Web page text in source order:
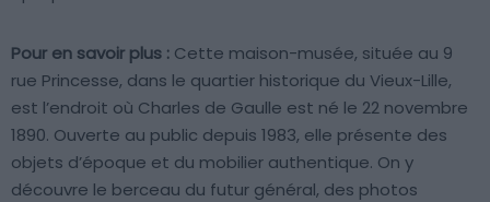
Pour en savoir plus : Cette maison-musée, située au 9
rue Princesse, dans le quartier historique du Vieux-Lille,
est l’endroit où Charles de Gaulle est né le 22 novembre
1890. Ouverte au public depuis 1983, elle présente des
objets d’époque et du mobilier authentique. On y
découvre le berceau du futur général, des photos